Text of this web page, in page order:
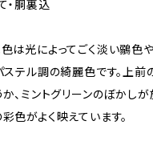
・胴裏込
は光によってごく淡い鶸色
ステル調の綺麗色です。上
か、ミントグリーンのぼかしが
色がよく映えています。